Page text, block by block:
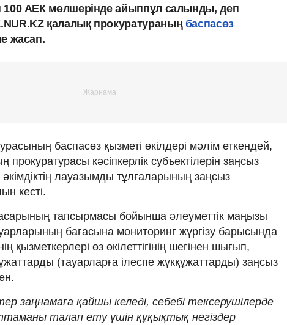
100 АЕК мөлшерінде айыппұл салынды, деп
қалалық прокуратураныңбаспасөз
жасап.
баспасөз қызметі өкілдері мәлім еткендей,
прокуратурасы кәсіпкерлік субъектілерін заңсыз
лауазымды тұлғаларының заңсыз
кесті.
тапсырмасы бойынша әлеуметтік маңызы
бағасына мониторинг жүргізу барысында
қызметкерлері өз өкілеттігінің шегінен шығып,
(тауарларға ілеспе жүкқұжаттарды) заңсыз
заңнамаға қайшы келеді, себебі тексерушілерде
талап ету үшін құқықтық негіздер